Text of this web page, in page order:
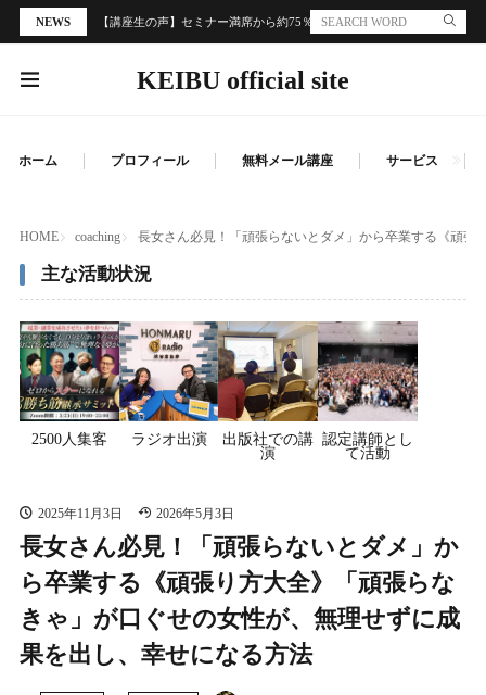
NEWS 【講座生の声】セミナー満席から約75％の個別面談誘導と300万円の売
KEIBU official site
ホーム プロフィール 無料メール講座 サービス
HOME coaching 長女さん必見！「頑張らないとダメ」から卒業する《頑
主な活動状況
2500人集客 ラジオ出演
出版社での講
演
認定講師とし
て活動
2025年11月3日 2026年5月3日
長女さん必見！「頑張らないとダメ」か
ら卒業する《頑張り方大全》「頑張らな
きゃ」が口ぐせの女性が、無理せずに成
果を出し、幸せになる方法